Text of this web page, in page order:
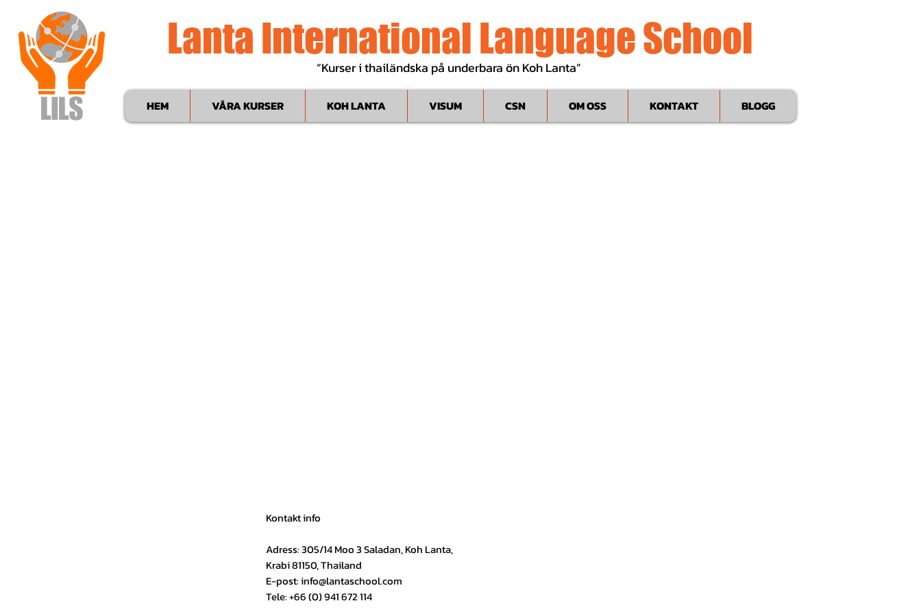
Lanta International Language School
“Kurser i thailändska på underbara ön Koh Lanta”
HEM VÅRA KURSER KOH LANTA VISUM CSN OM OSS KONTAKT BLOGG
Kontakt info
Adress: 305/14 Moo 3 Saladan, Koh Lanta,
Krabi 81150, Thailand
E-post: info@lantaschool.com
Tele: +66 (0) 941 672 114